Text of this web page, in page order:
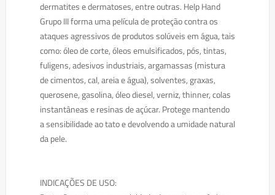
dermatites e dermatoses, entre outras. Help Hand
Grupo IIIforma uma película de proteção contra os
ataques agressivos de produtos solúveis em água, tais
como: óleo de corte, óleos emulsificados, pós, tintas,
fuligens, adesivos industriais, argamassas (mistura
de cimentos, cal, areia e água), solventes, graxas,
querosene, gasolina, óleo diesel, verniz, thinner, colas
instantâneas e resinas de açúcar. Protege mantendo
a sensibilidade ao tato e devolvendo a umidade natural
da pele.
INDICAÇÕES DE USO: